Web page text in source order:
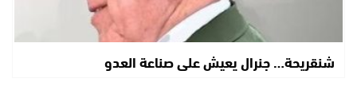
شنقريحة… جنرال يعيش على صناعة العدو